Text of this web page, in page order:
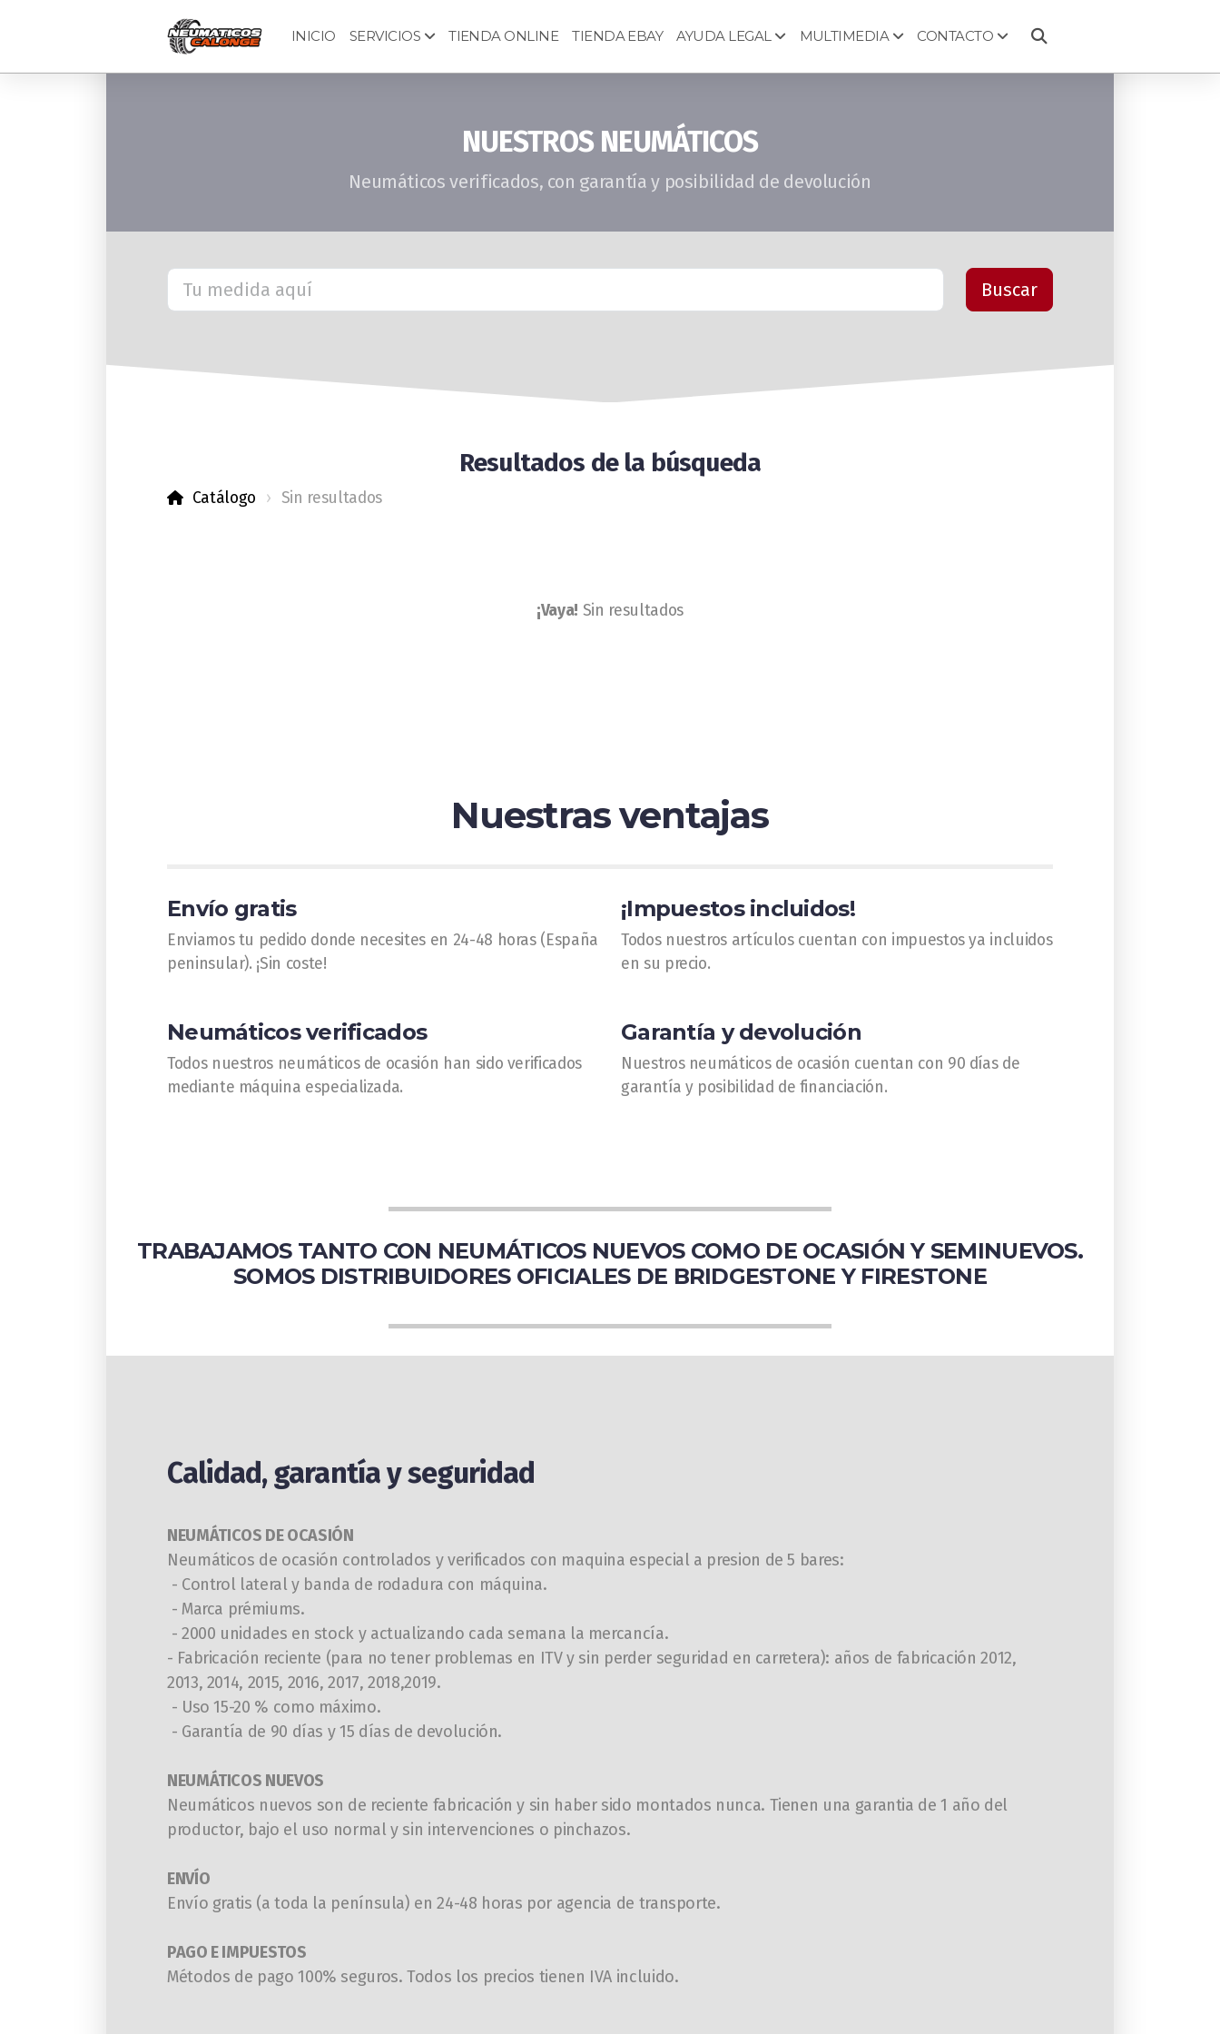
INICIO SERVICIOS TIENDA ONLINE TIENDA EBAY AYUDA LEGAL MULTIMEDIA CONTACTO
NUESTROS NEUMÁTICOS
Neumáticos verificados, con garantía y posibilidad de devolución
Resultados de la búsqueda
Catálogo Sin resultados
¡Vaya! Sin resultados
Nuestras ventajas
Envío gratis
Enviamos tu pedido donde necesites en 24-48 horas (España
peninsular). ¡Sin coste!
¡Impuestos incluidos!
Todos nuestros artículos cuentan con impuestos ya incluidos
en su precio.
Neumáticos verificados
Todos nuestros neumáticos de ocasión han sido verificados
mediante máquina especializada.
Garantía y devolución
Nuestros neumáticos de ocasión cuentan con 90 días de
garantía y posibilidad de financiación.
TRABAJAMOS TANTO CON NEUMÁTICOS NUEVOS COMO DE OCASIÓN Y SEMINUEVOS.
SOMOS DISTRIBUIDORES OFICIALES DE BRIDGESTONE Y FIRESTONE
Calidad, garantía y seguridad
NEUMÁTICOS DE OCASIÓN
Neumáticos de ocasión controlados y verificados con maquina especial a presion de 5 bares:
- Control lateral y banda de rodadura con máquina.
- Marca prémiums.
- 2000 unidades en stock y actualizando cada semana la mercancía.
- Fabricación reciente (para no tener problemas en ITV y sin perder seguridad en carretera): años de fabricación 2012,
2013, 2014, 2015, 2016, 2017, 2018,2019.
- Uso 15-20 % como máximo.
- Garantía de 90 días y 15 días de devolución.
NEUMÁTICOS NUEVOS
Neumáticos nuevos son de reciente fabricación y sin haber sido montados nunca. Tienen una garantia de 1 año del
productor, bajo el uso normal y sin intervenciones o pinchazos.
ENVÍO
Envío gratis (a toda la península) en24-48 horas por agencia de transporte.
PAGO E IMPUESTOS
Métodos de pago 100% seguros. Todos los precios tienen IVA incluido.